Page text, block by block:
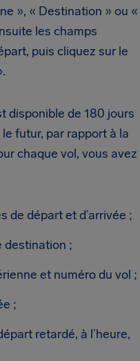
», « Destination » ou «
les champs
puis cliquez sur le
disponible de 180 jours
futur, par rapport à la
chaque vol, vous avez
de départ et d’arrivée ;
destination ;
et numéro du vol ;
;
retardé, à l’heure,